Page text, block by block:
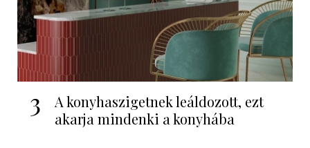
3
A konyhaszigetnek leáldozott, ezt
akarja mindenki a konyhába